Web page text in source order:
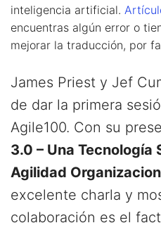
inteligencia artificial.
encuentras algún error o
mejorar la traducción, por
James Priest y Jef
de dar la primera
Agile100. Con su
3.0 – Una Tecnología
Agilidad
excelente charla y
colaboración es el